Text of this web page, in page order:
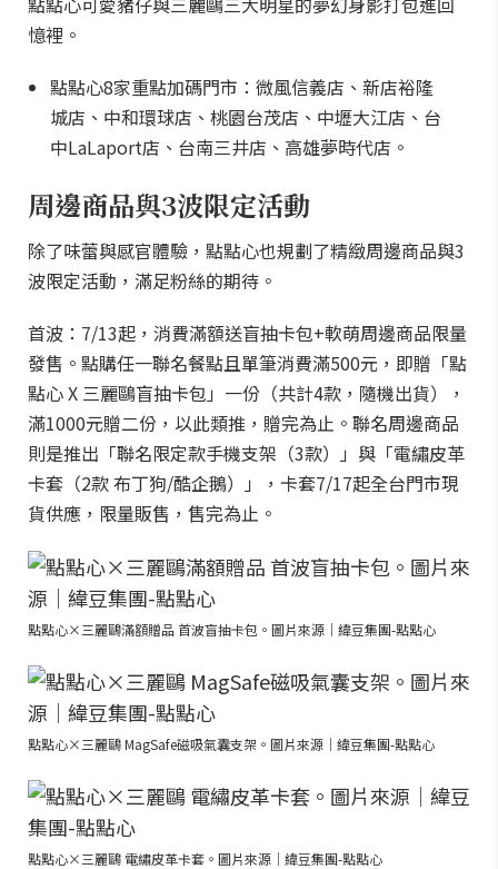
憶裡。
點點心8家重點加碼門市：微風信義店、新店裕隆
城店、中和環球店、桃園台茂店、中壢大江店、台
中LaLaport店、台南三井店、高雄夢時代店。
周邊商品與3波限定活動
除了味蕾與感官體驗，點點心也規劃了精緻周邊商品與3
波限定活動，滿足粉絲的期待。
首波：7/13起，消費滿額送盲抽卡包+軟萌周邊商品限量
發售。點購任一聯名餐點且單筆消費滿500元，即贈「點
點心 X 三麗鷗盲抽卡包」一份（共計4款，隨機出貨），
滿1000元贈二份，以此類推，贈完為止。聯名周邊商品
則是推出「聯名限定款手機支架（3款）」與「電繡皮革
卡套（2款 布丁狗/酷企鵝）」，卡套7/17起全台門市現
貨供應，限量販售，售完為止。
點點心×三麗鷗滿額贈品 首波盲抽卡包。圖片來源｜緯豆集團-點點心
點點心×三麗鷗 MagSafe磁吸氣囊支架。圖片來源｜緯豆集團-點點心
點點心×三麗鷗 電繡皮革卡套。圖片來源｜緯豆集團-點點心